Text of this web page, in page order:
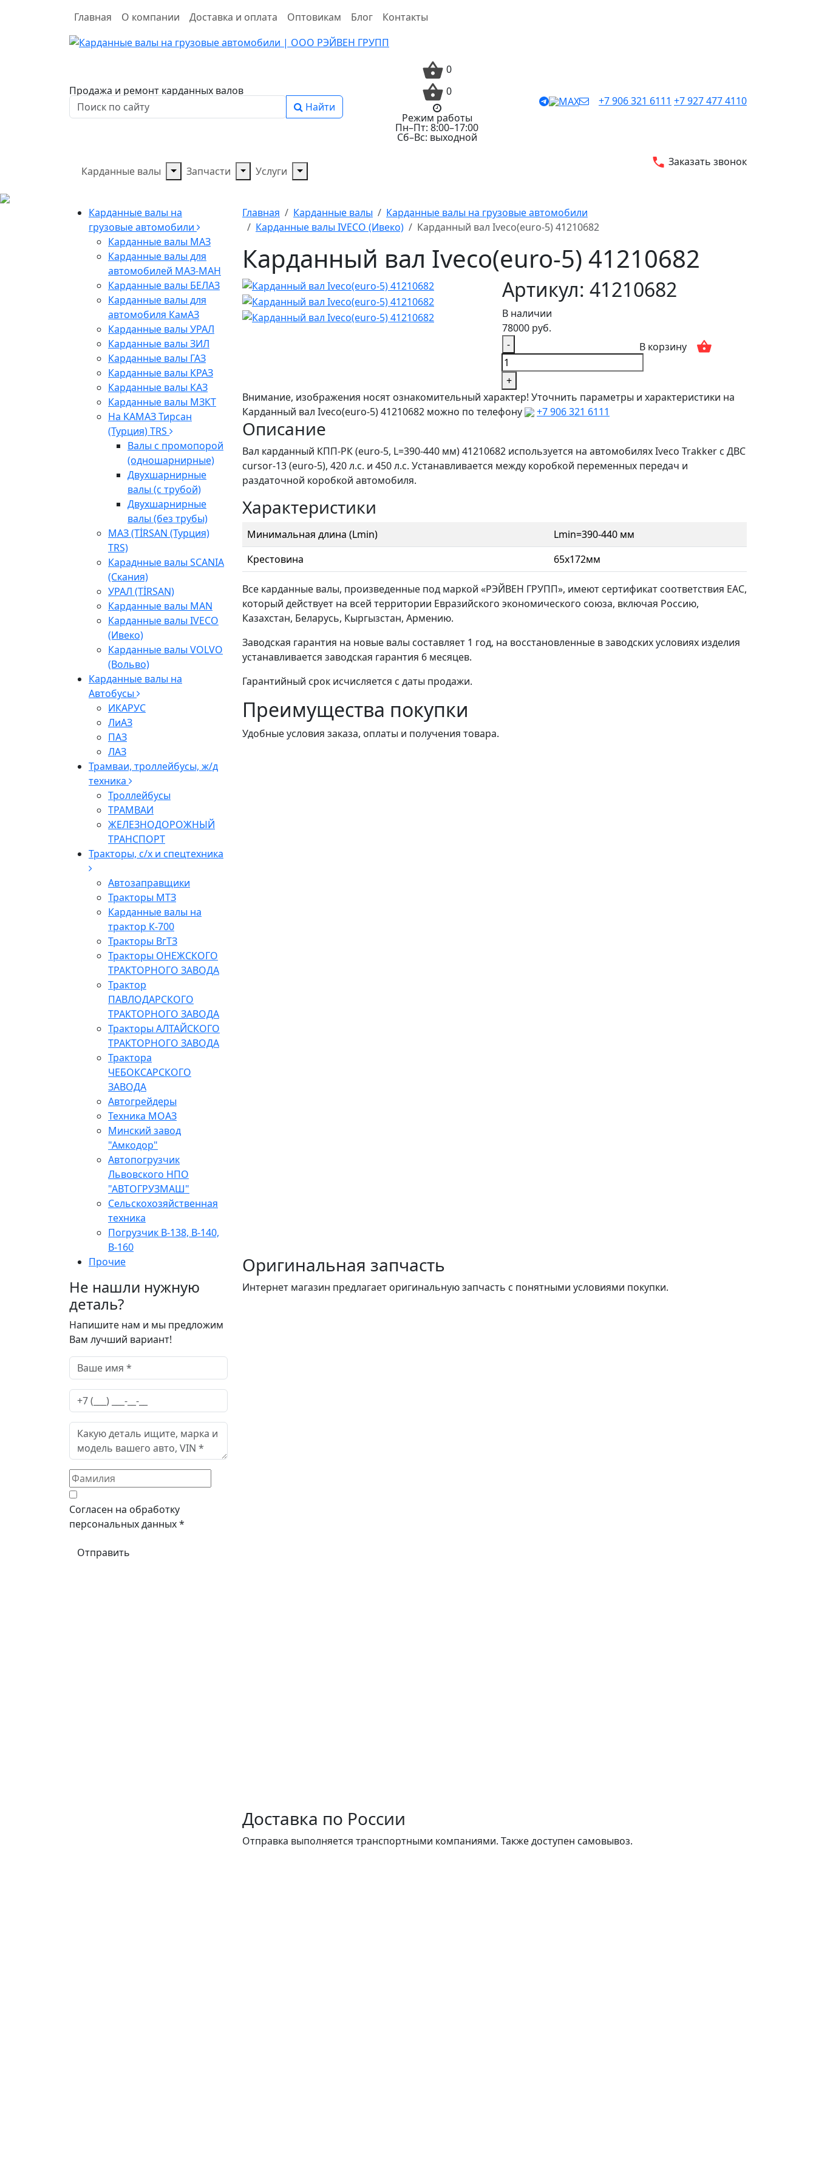
Главная О компании Доставка и оплата Оптовикам Блог Контакты
Продажа и ремонт карданных валов
Найти
0
0
Режим работы
Пн–Пт: 8:00–17:00
Сб–Вс: выходной
+7 906 321 6111 +7 927 477 4110
Карданные валы Запчасти Услуги
Заказать звонок
Карданные валы на
грузовые автомобили
Карданные валы МАЗ
Карданные валы для
автомобилей МАЗ-МАН
Карданные валы БЕЛАЗ
Карданные валы для
автомобиля КамАЗ
Карданные валы УРАЛ
Карданные валы ЗИЛ
Карданные валы ГАЗ
Карданные валы КРАЗ
Карданные валы КАЗ
Карданные валы МЗКТ
На КАМАЗ Тирсан
(Турция) TRS
Валы с промопорой
(одношарнирные)
Двухшарнирные
валы (с трубой)
Двухшарнирные
валы (без трубы)
МАЗ (TİRSAN (Турция)
TRS)
Караднные валы SCANIA
(Скания)
УРАЛ (TİRSAN)
Карданные валы МАN
Карданные валы IVECO
(Ивеко)
Карданные валы VOLVO
(Вольво)
Карданные валы на
Автобусы
ИКАРУС
ЛиАЗ
ПАЗ
ЛАЗ
Трамваи, троллейбусы, ж/д
техника
Троллейбусы
ТРАМВАИ
ЖЕЛЕЗНОДОРОЖНЫЙ
ТРАНСПОРТ
Тракторы, с/x и спецтехника
Автозаправщики
Тракторы МТЗ
Карданные валы на
трактор К-700
Тракторы ВгТЗ
Тракторы ОНЕЖСКОГО
ТРАКТОРНОГО ЗАВОДА
Трактор
ПАВЛОДАРСКОГО
ТРАКТОРНОГО ЗАВОДА
Тракторы АЛТАЙСКОГО
ТРАКТОРНОГО ЗАВОДА
Трактора
ЧЕБОКСАРСКОГО
ЗАВОДА
Автогрейдеры
Техника МОАЗ
Минский завод
"Амкодор"
Автопогрузчик
Львовского НПО
"АВТОГРУЗМАШ"
Сельскохозяйственная
техника
Погрузчик В-138, В-140,
В-160
Прочие
Не нашли нужную
деталь?
Напишите нам и мы предложим
Вам лучший вариант!
Согласен на обработку
персональных данных *
Главная Карданные валы
Карданные валы на грузовые автомобили
Карданные валы IVECO (Ивеко)
Карданный вал Iveco(euro-5) 41210682
Карданный вал Iveco(euro-5) 41210682
Артикул: 41210682
В наличии
78000 руб.
-
+
В корзину
Внимание, изображения носят ознакомительный характер! Уточнить параметры и характеристики на
Карданный вал Iveco(euro-5) 41210682 можно по телефону
+7 906 321 6111
Описание
Вал карданный КПП-РК (euro-5, L=390-440 мм) 41210682 используется на автомобилях Iveco Trakker с ДВС
cursor-13 (euro-5), 420 л.с. и 450 л.с. Устанавливается между коробкой переменных передач и
раздаточной коробкой автомобиля.
Характеристики
Минимальная длина (Lmin)
Lmin=390-440 мм
Крестовина
65х172мм
Все карданные валы, произведенные под маркой «РЭЙВЕН ГРУПП», имеют сертификат соответствия ЕАС,
который действует на всей территории Евразийского экономического союза, включая Россию,
Казахстан, Беларусь, Кыргызстан, Армению.
Заводская гарантия на новые валы составляет 1 год, на восстановленные в заводских условиях изделия
устанавливается заводская гарантия 6 месяцев.
Гарантийный срок исчисляется с даты продажи.
Преимущества покупки
Удобные условия заказа, оплаты и получения товара.
Оригинальная запчасть
Интернет магазин предлагает оригинальную запчасть с понятными условиями покупки.
Доставка по России
Отправка выполняется транспортными компаниями. Также доступен самовывоз.